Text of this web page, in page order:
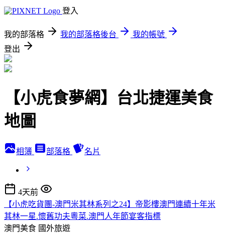
登入
我的部落格 我的部落格後台
我的帳號
登出
【小虎食夢網】台北捷運美食
地圖
相簿 部落格 名片
4天前
【小虎吃貨團-澳門米其林系列之24】帝影樓澳門連續十年米
其林一星.懷舊功夫粵菜.澳門人年節宴客指標
澳門美食 國外旅遊